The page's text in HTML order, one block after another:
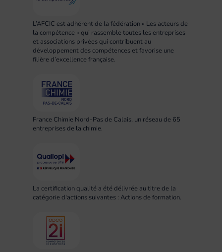
L’AFCIC est adhérent de la fédération « Les acteurs de
la compétence » qui rassemble toutes les entreprises
et associations privées qui contribuent au
développement des compétences et favorise une
filière d’excellence française.
France Chimie Nord-Pas de Calais, un réseau de 65
entreprises de la chimie.
La certification qualité a été délivrée au titre de la
catégorie d'actions suivantes : Actions de formation.